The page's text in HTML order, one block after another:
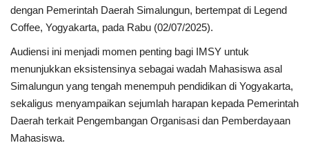
Ekonomi
Olahraga
Hukum
Nasional
dengan Pemerintah Daerah Simalungun, bertempat di Legend
Coffee, Yogyakarta, pada Rabu (02/07/2025).
Audiensi ini menjadi momen penting bagi IMSY untuk
menunjukkan eksistensinya sebagai wadah Mahasiswa asal
Simalungun yang tengah menempuh pendidikan di Yogyakarta,
sekaligus menyampaikan sejumlah harapan kepada Pemerintah
Daerah terkait Pengembangan Organisasi dan Pemberdayaan
Mahasiswa.